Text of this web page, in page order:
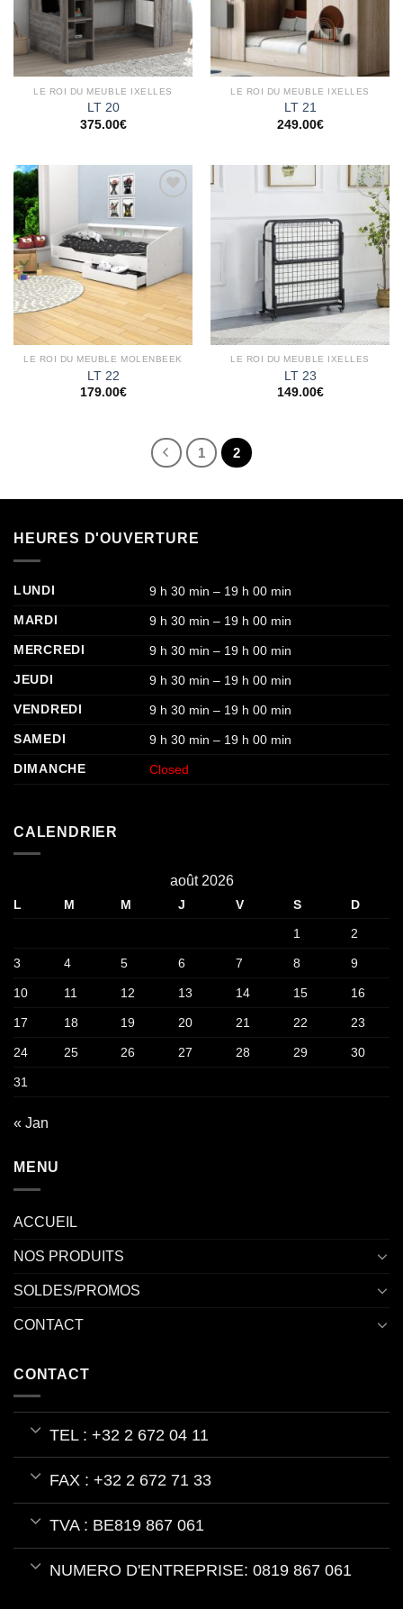
LE ROI DU MEUBLE IXELLES
LT 20
375.00€
LE ROI DU MEUBLE IXELLES
LT 21
249.00€
wishlist
LE ROI DU MEUBLE MOLENBEEK
LT 22
179.00€
Ajouter
à la
wishlist
LE ROI DU MEUBLE IXELLES
LT 23
149.00€
1 2
HEURES D'OUVERTURE
LUNDI
9 h 30 min – 19 h 00 min
MARDI
9 h 30 min – 19 h 00 min
MERCREDI
9 h 30 min – 19 h 00 min
JEUDI
9 h 30 min – 19 h 00 min
VENDREDI
9 h 30 min – 19 h 00 min
SAMEDI
9 h 30 min – 19 h 00 min
DIMANCHE
Closed
CALENDRIER
août 2026
L M M J V S
D
1
2
3 4 5 6 7 8 9
10 11 12 13 14 15 16
17 18 19 20 21 22 23
24 25 26 27 28 29 30
31
« Jan
MENU
ACCUEIL
NOS PRODUITS
SOLDES/PROMOS
CONTACT
CONTACT
TEL : +32 2 672 04 11
FAX : +32 2 672 71 33
TVA : BE819 867 061
NUMERO D'ENTREPRISE: 0819 867 061